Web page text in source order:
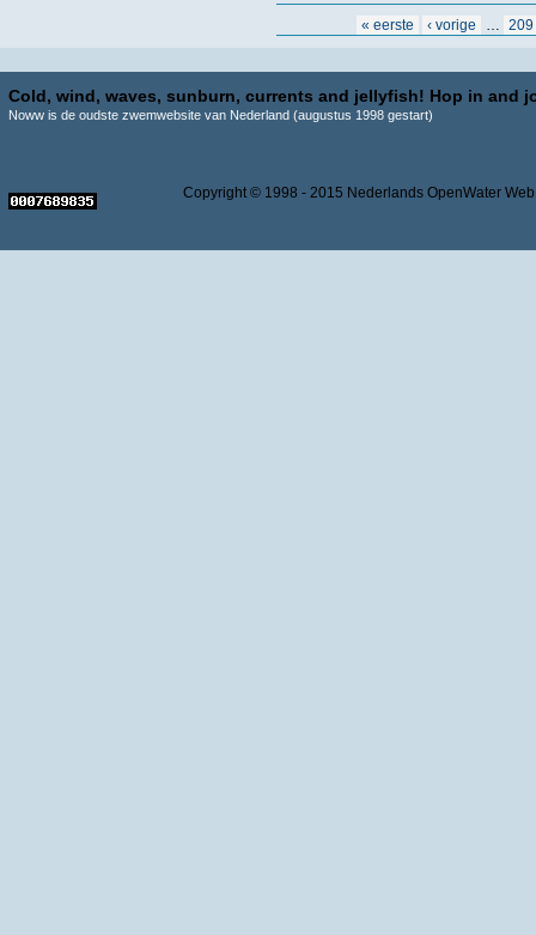
« eerste ‹ vorige … 209
Cold, wind, waves, sunburn, currents and jellyfish! Hop in and
Noww is de oudste zwemwebsite van Nederland (augustus 1998 gestart)
Copyright © 1998 - 2015 Nederlands OpenWater